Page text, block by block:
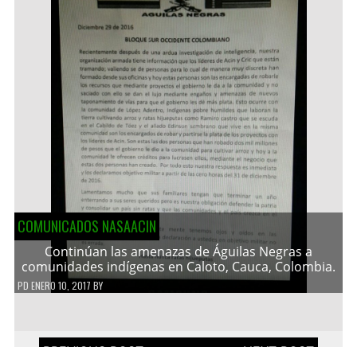
COMUNICADOS NASAACIN
Continúan las amenazas de Águilas Negras a
comunidades indígenas en Caloto, Cauca, Colombia.
PD ENERO 10, 2017 BY